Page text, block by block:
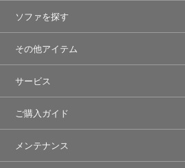
ソファを探す
その他アイテム
サービス
ご購入ガイド
メンテナンス